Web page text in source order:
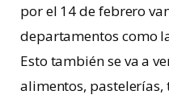
por el 14 de febrero
departamentos como
Esto también se va a
alimentos,